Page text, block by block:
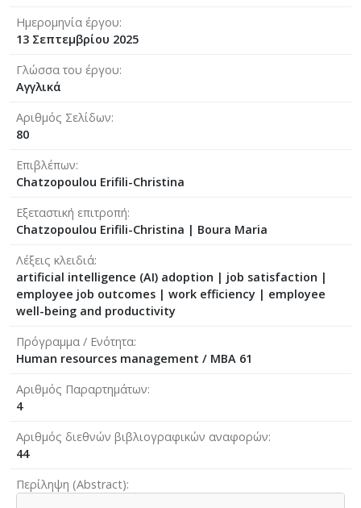
Ημερομηνία έργου
13 Σεπτεμβρίου 2025
Γλώσσα του έργου
Αγγλικά
Αριθμός Σελίδων
80
Επιβλέπων
Chatzopoulou Erifili-Christina
Εξεταστική επιτροπή
Chatzopoulou Erifili-Christina | Boura Maria
Λέξεις κλειδιά
artificial intelligence (AI) adoption | job satisfaction |
employee job outcomes | work efficiency | employee
well-being and productivity
Πρόγραμμα / Ενότητα
Human resources management / MBA 61
Αριθμός Παραρτημάτων
4
Αριθμός διεθνών βιβλιογραφικών αναφορών
44
Περίληψη (Abstract)